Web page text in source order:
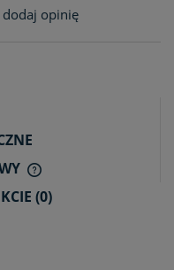
dodaj opinię
KOSZTÓW PŁATNOŚCI
(0)